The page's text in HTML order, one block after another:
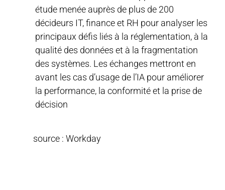
étude menée auprès de plus de 200
décideurs IT, finance et RH pour analyser les
principaux défis liés à la réglementation, à la
qualité des données et à la fragmentation
des systèmes. Les échanges mettront en
avant les cas d’usage de l’IA pour améliorer
la performance, la conformité et la prise de
décision
source : Workday